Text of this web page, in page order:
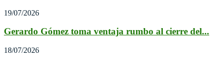
19/07/2026
Gerardo Gómez toma ventaja rumbo al cierre del...
18/07/2026